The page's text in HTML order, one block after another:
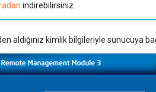
indirebilirsiniz.
aldığınız kimlik bilgileriyle sunucuya